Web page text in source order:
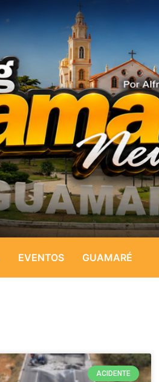
EVENTOS GUAMARÉ
ACIDENTE